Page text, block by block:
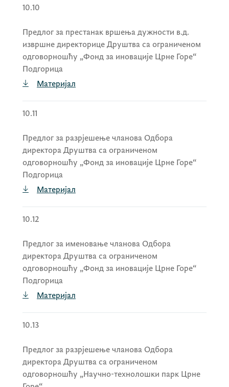
10.10
Предлог за престанак вршења дужности в.д.
извршне директорице Друштва са ограниченом
одговорношћу „Фонд за иновације Црне Горе“
Подгорица
Материјал
10.11
Предлог за разрјешење чланова Одбора
директора Друштва са ограниченом
одговорношћу „Фонд за иновације Црне Горе“
Подгорица
Материјал
10.12
Предлог за именовање чланова Одбора
директора Друштва са ограниченом
одговорношћу „Фонд за иновације Црне Горе“
Подгорица
Материјал
10.13
Предлог за разрјешење чланова Одбора
директора Друштва са ограниченом
одговорношћу „Научно-технолошки парк Црне